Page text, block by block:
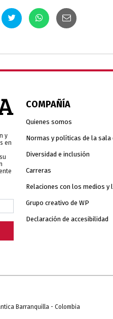
y
en
COMPAÑÍA
Quienes somos
Normas y políticas de la sala
Diversidad e inclusión
Carreras
Relaciones con los medios y
Grupo creativo de WP
Declaración de accesibilidad
Barranquilla - Colombia